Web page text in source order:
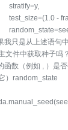
-
我只是从上述语句中
文件中获取种子吗
数（例如 , ）是
）random_state